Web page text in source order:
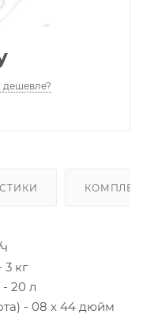
кг
20 л
- 08 x 44 дюйм